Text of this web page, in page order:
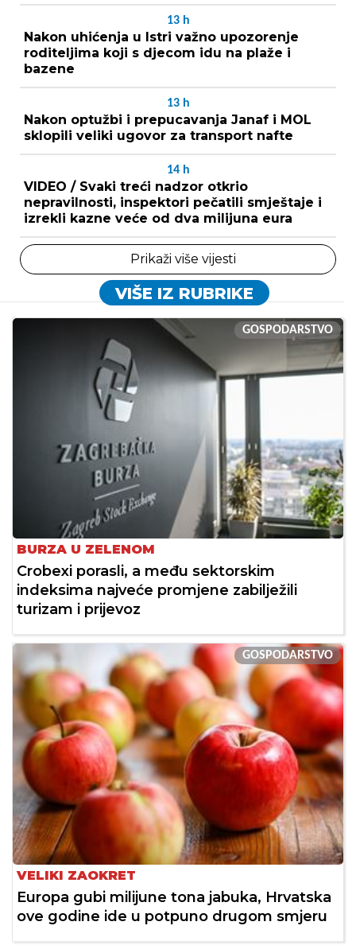
13 h
Nakon uhićenja u Istri važno upozorenje
roditeljima koji s djecom idu na plaže i
bazene
13 h
Nakon optužbi i prepucavanja Janaf i MOL
sklopili veliki ugovor za transport nafte
14 h
VIDEO / Svaki treći nadzor otkrio
nepravilnosti, inspektori pečatili smještaje i
izrekli kazne veće od dva milijuna eura
Prikaži više vijesti
VIŠE IZ RUBRIKE
GOSPODARSTVO
BURZA U ZELENOM
Crobexi porasli, a među sektorskim
indeksima najveće promjene zabilježili
turizam i prijevoz
GOSPODARSTVO
VELIKI ZAOKRET
Europa gubi milijune tona jabuka, Hrvatska
ove godine ide u potpuno drugom smjeru